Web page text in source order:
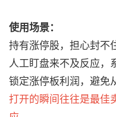
使用场景：
持有涨停股，担心封不
人工盯盘来不及反应，
锁定涨停板利润，避免
打开的瞬间往往是最佳